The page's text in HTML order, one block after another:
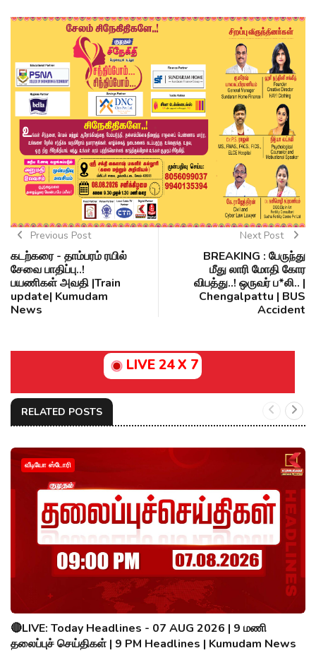
Previous Post
கடற்கரை - தாம்பரம் ரயில்
சேவை பாதிப்பு..!
பயணிகள் அவதி |Train
update| Kumudam
News
Next Post
BREAKING : பேருந்து
மீது லாரி மோதி கோர
விபத்து..! ஒருவர் ப*லி.. |
Chengalpattu | BUS
Accident
LIVE 24 X 7
RELATED POSTS
வீடியோ ஸ்டோரி
🔴LIVE: Today Headlines - 07 AUG 2026 | 9 மணி
தலைப்புச் செய்திகள் | 9 PM Headlines | Kumudam News